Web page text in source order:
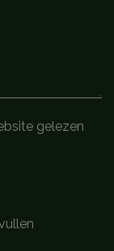
gelezen